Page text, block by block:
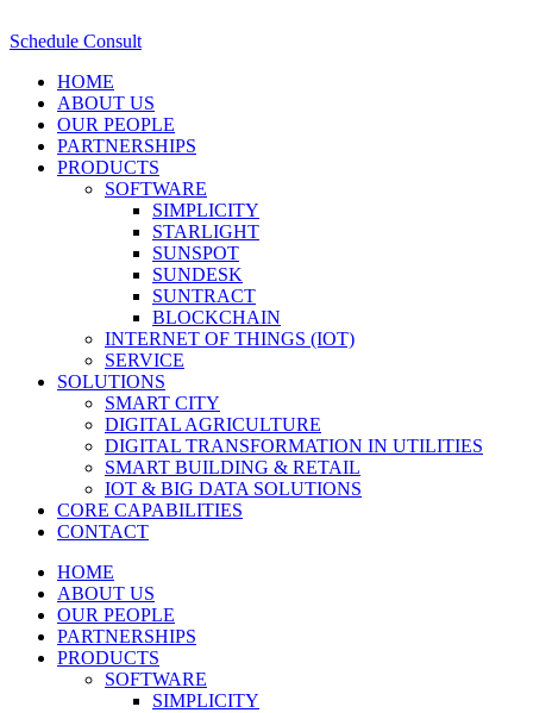
Schedule Consult
HOME
ABOUT US
OUR PEOPLE
PARTNERSHIPS
PRODUCTS
SOFTWARE
SIMPLICITY
STARLIGHT
SUNSPOT
SUNDESK
SUNTRACT
BLOCKCHAIN
INTERNET OF THINGS (IOT)
SERVICE
SOLUTIONS
SMART CITY
DIGITAL AGRICULTURE
DIGITAL TRANSFORMATION IN UTILITIES
SMART BUILDING & RETAIL
IOT & BIG DATA SOLUTIONS
CORE CAPABILITIES
CONTACT
HOME
ABOUT US
OUR PEOPLE
PARTNERSHIPS
PRODUCTS
SOFTWARE
SIMPLICITY